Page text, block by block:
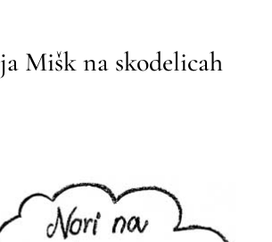
Mišk na skodelicah